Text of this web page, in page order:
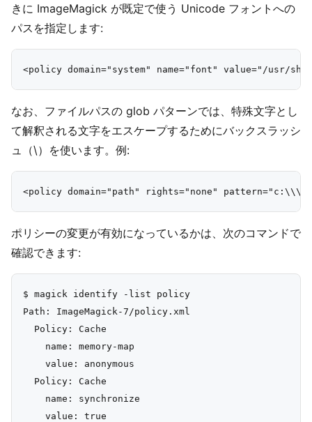
きに ImageMagick が既定で使う Unicode フォントへの
パスを指定します:
なお、ファイルパスの glob パターンでは、特殊文字とし
て解釈される文字をエスケープするためにバックスラッシ
ュ（\）を使います。例:
ポリシーの変更が有効になっているかは、次のコマンドで
確認できます:
$ magick identify -list policy
Path: ImageMagick-7/policy.xml
  Policy: Cache
    name: memory-map
    value: anonymous
  Policy: Cache
    name: synchronize
    value: true